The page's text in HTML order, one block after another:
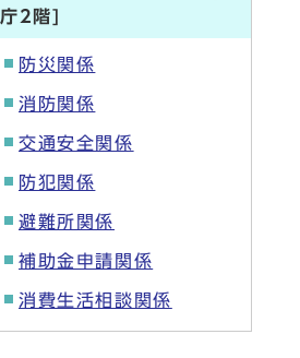
庁2階]
防災関係
消防関係
交通安全関係
防犯関係
避難所関係
補助金申請関係
消費生活相談関係